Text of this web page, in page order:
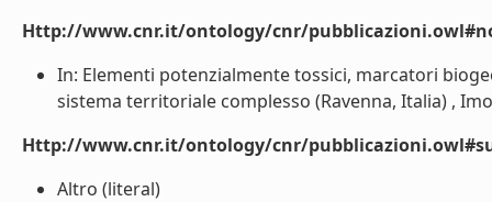
Http://www.cnr.it/ontology/cnr/
In: Elementi potenzialmente tossici, marcatori
sistema territoriale complesso (Ravenna, Italia) ,
Http://www.cnr.it/ontology/cnr/
Altro (literal)